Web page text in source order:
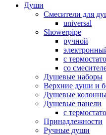
Души
Смесители для
universal
Showerpipe
ручной
с
со
Душевые наборы
Верхние души и
Душевые
Душевые панели
с
Принадлежности
Ручные души